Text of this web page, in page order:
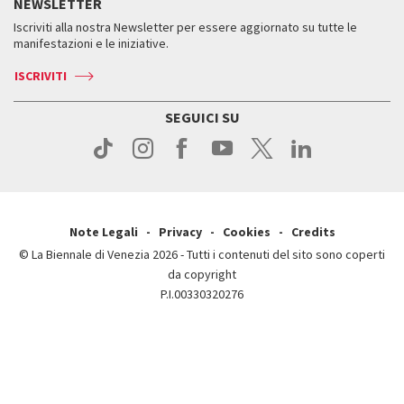
Come raggiungerci
Come raggiungerci
Contatti
Press
Orari e sedi
Biglietti
Servizi al pubblico
Come raggiungerci
Contatti
Orari e sedi
Iscriviti alla nostra Newsletter per essere aggiornato su tutte le
manifestazioni e le iniziative.
ISCRIVITI
SEGUICI SU
Note Legali Privacy Cookies
Credits
© La Biennale di Venezia 2026 - Tutti i contenuti del sito sono coperti
da copyright
P.I.00330320276